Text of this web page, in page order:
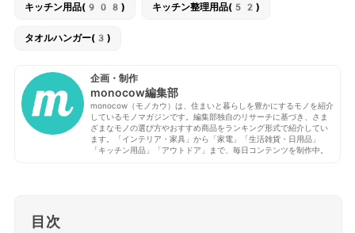
キッチン用品(908) キッチン整理用品(52)
タオルハンガー(3)
企画・制作
monocow編集部
monocow（モノカウ）は、住まいと暮らしを豊かにするモノを紹介
しているモノマガジンです。編集部独自のリサーチに基づき、さま
ざまなモノの選び方やおすすめ商品をランキング形式で紹介してい
ます。「インテリア・家具」から「家電」「生活雑貨・日用品」
「キッチン用品」「アウトドア」まで、毎日コンテンツを制作中。
目次